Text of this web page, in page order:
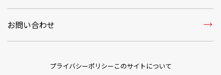
お問い合わせ trending_flat
プライバシーポリシーこのサイトについて